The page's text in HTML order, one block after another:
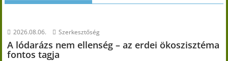
2026.08.06. Szerkesztőség
A lódarázs nem ellenség – az erdei ökoszisztéma
fontos tagja